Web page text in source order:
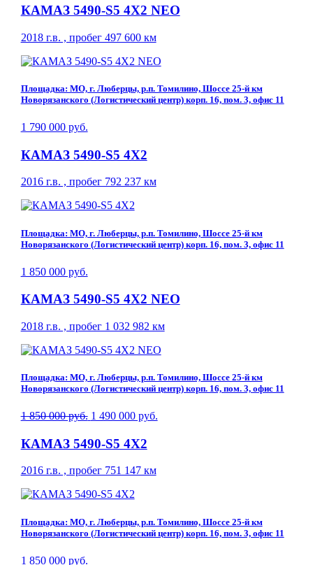
КАМАЗ 5490-S5 4Х2 NEO
2018 г.в. , пробег 497 600 км
Площадка: МО, г. Люберцы, р.п. Томилино, Шоссе 25-й км
Новорязанского (Логистический центр) корп. 16, пом. 3, офис 11
1 790 000 руб.
КАМАЗ 5490-S5 4Х2
2016 г.в. , пробег 792 237 км
Площадка: МО, г. Люберцы, р.п. Томилино, Шоссе 25-й км
Новорязанского (Логистический центр) корп. 16, пом. 3, офис 11
1 850 000 руб.
КАМАЗ 5490-S5 4Х2 NEO
2018 г.в. , пробег 1 032 982 км
Площадка: МО, г. Люберцы, р.п. Томилино, Шоссе 25-й км
Новорязанского (Логистический центр) корп. 16, пом. 3, офис 11
1 850 000 руб. 1 490 000 руб.
КАМАЗ 5490-S5 4Х2
2016 г.в. , пробег 751 147 км
Площадка: МО, г. Люберцы, р.п. Томилино, Шоссе 25-й км
Новорязанского (Логистический центр) корп. 16, пом. 3, офис 11
1 850 000 руб.